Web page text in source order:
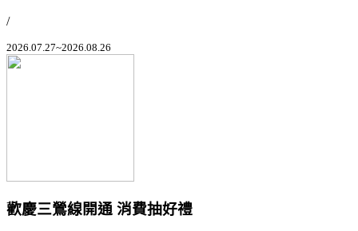
/
2026.07.27~2026.08.26
歡慶三鶯線開通 消費抽好禮